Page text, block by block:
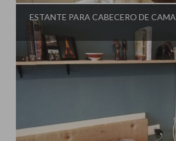
ESTANTE PARA CABECERO DE CAMA